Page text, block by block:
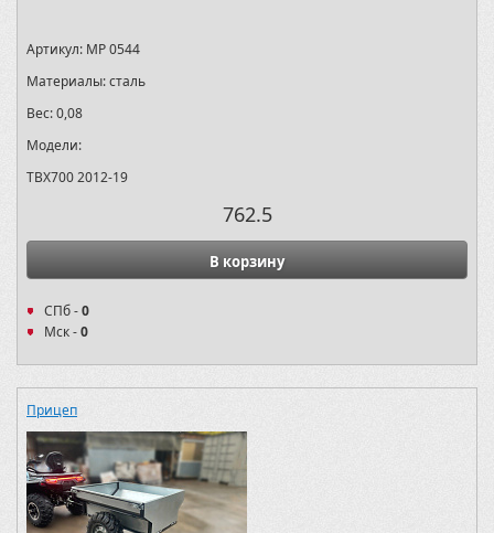
Артикул: MP 0544
Материалы:сталь
Вес:0,08
Модели:
TBX700 2012-19
762.5
В корзину
СПб -0
Мск -0
Прицеп